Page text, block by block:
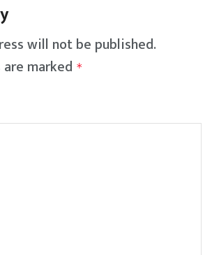
will not be published.
marked *